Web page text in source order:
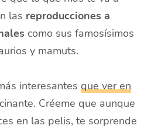
las reproducciones a
como sus famosísimos
y mamuts.
interesantesque ver en
Créeme que aunque
en las pelis, te sorprende